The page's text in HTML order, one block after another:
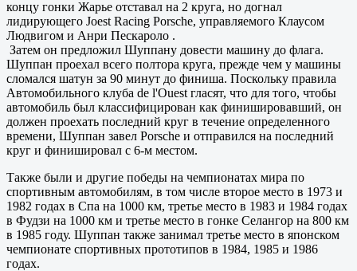
концу гонки Жарье отставал на 2 круга, но догнал
лидирующего Joest Racing Porsche, управляемого Клаусом
Людвигом и Анри Пескароло .
Затем он предложил Шуппану довести машину до флага.
Шуппан проехал всего полтора круга, прежде чем у машины
сломался шатун за 90 минут до финиша. Поскольку правила
Автомобильного клуба de l'Ouest гласят, что для того, чтобы
автомобиль был классифицирован как финишировавший, он
должен проехать последний круг в течение определенного
времени, Шуппан завел Porsche и отправился на последний
круг и финишировал с 6-м местом.
Также были и другие победы на чемпионатах мира по
спортивным автомобилям, в том числе второе место в 1973 и
1982 годах в Спа на 1000 км, третье место в 1983 и 1984 годах
в Фудзи на 1000 км и третье место в гонке Селангор на 800 км
в 1985 году. Шуппан также занимал третье место в японском
чемпионате спортивных прототипов в 1984, 1985 и 1986
годах.